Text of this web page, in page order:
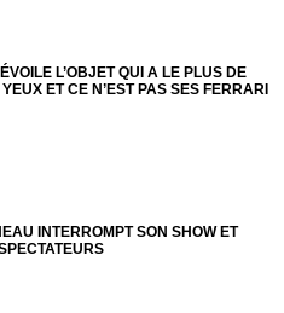
L’OBJET QUI A LE PLUS DE
ET CE N’EST PAS SES FERRARI
INTERROMPT SON SHOW ET